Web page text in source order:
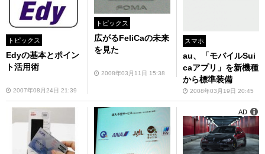
トピックス
Edyの基本とポイン
ト活用術
2007年08月24日 21:39
トピックス
広がるFeliCaの未来
を見た
2008年03月11日 15:38
スマホ
au、「モバイルSui
caアプリ」を新機種
から標準装備
2008年03月19日 20:45
AD